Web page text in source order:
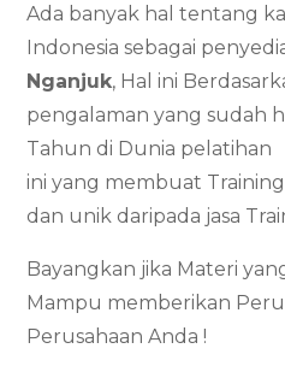
Ada banyak hal tentang
Indonesia sebagai
Nganjuk, Hal ini
pengalaman yang sudah
Tahun di Dunia pelatihan
ini yang membuat
dan unik daripada jasa
Bayangkan jika Materi
Mampu memberikan
Perusahaan Anda !